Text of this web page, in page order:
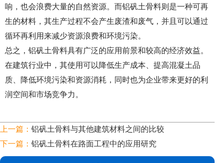
响，也会浪费大量的自然资源。而铝矾土骨料则是一种可再
生的材料，其生产过程不会产生废渣和废气，并且可以通过
循环再利用来减少资源浪费和环境污染。
总之，铝矾土骨料具有广泛的应用前景和较高的经济效益。
在建筑行业中，其使用可以降低生产成本、提高混凝土品
质、降低环境污染和资源消耗，同时也为企业带来更好的利
润空间和市场竞争力。
上一篇： 铝矾土骨料与其他建筑材料之间的比较
下一篇： 铝矾土骨料在路面工程中的应用研究